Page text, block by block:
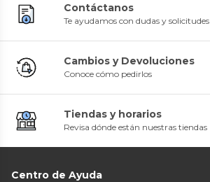
Contáctanos
Te ayudamos con dudas y solicitudes
Cambios y Devoluciones
Conoce cómo pedirlos
Tiendas y horarios
Revisa dónde están nuestras tiendas
Centro de Ayuda